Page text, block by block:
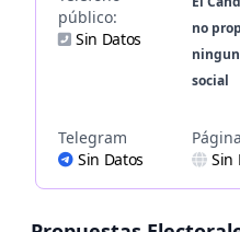
público:
Sin Datos
no
social
Telegram
Sin Datos
Sin